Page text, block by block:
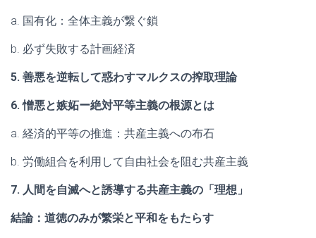
a. 国有化：全体主義が繋ぐ鎖
b. 必ず失敗する計画経済
5. 善悪を逆転して惑わすマルクスの搾取理論
6. 憎悪と嫉妬ー絶対平等主義の根源とは
a. 経済的平等の推進：共産主義への布石
b. 労働組合を利用して自由社会を阻む共産主義
7. 人間を自滅へと誘導する共産主義の「理想」
結論：道徳のみが繁栄と平和をもたらす